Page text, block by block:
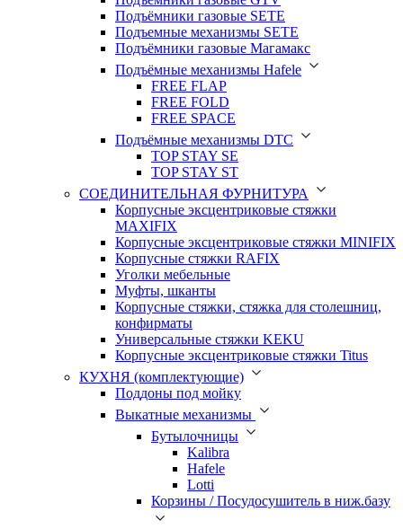
Подъёмники газовые SETE
Подъемные механизмы SETE
Подъёмники газовые Магамакс
Подъёмные механизмы Hafele
FREE FLAP
FREE FOLD
FREE SPACE
Подъёмные механизмы DTC
TOP STAY SE
TOP STAY ST
СОЕДИНИТЕЛЬНАЯ ФУРНИТУРА
Корпусные эксцентриковые стяжки
MAXIFIX
Корпусные эксцентриковые стяжки MINIFIX
Корпусные стяжки RAFIX
Уголки мебельные
Муфты, шканты
Корпусные стяжки, стяжка для столешниц,
конфирматы
Универсальные стяжки KEKU
Корпусные эксцентриковые стяжки Titus
КУХНЯ (комплектующие)
Поддоны под мойку
Выкатные механизмы
Бутылочницы
Kalibra
Hafele
Lotti
Корзины / Посудосушитель в ниж.базу